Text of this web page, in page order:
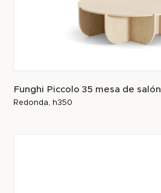
Funghi Piccolo 35 mesa de salón
Redonda, h350